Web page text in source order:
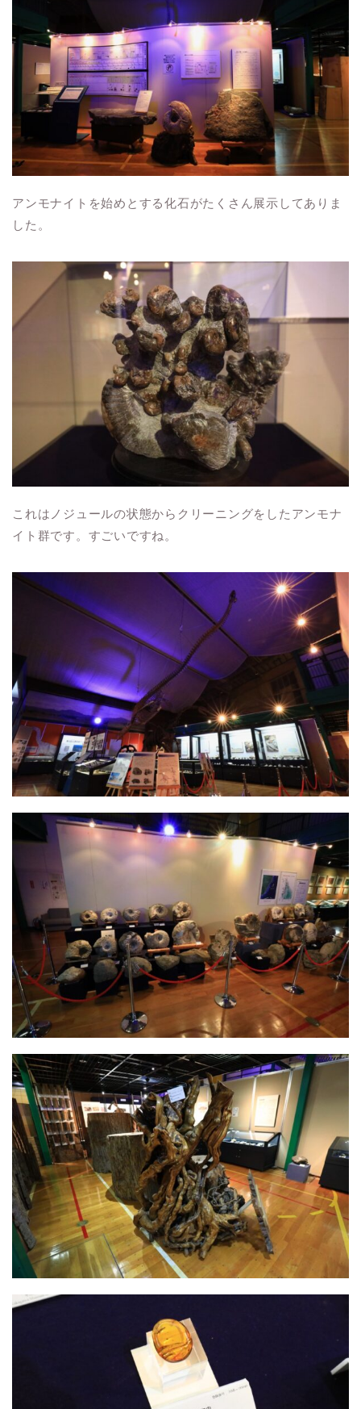
アンモナイトを始めとする化石がたくさん展示してありま
した。
これはノジュールの状態からクリーニングをしたアンモナ
イト群です。すごいですね。